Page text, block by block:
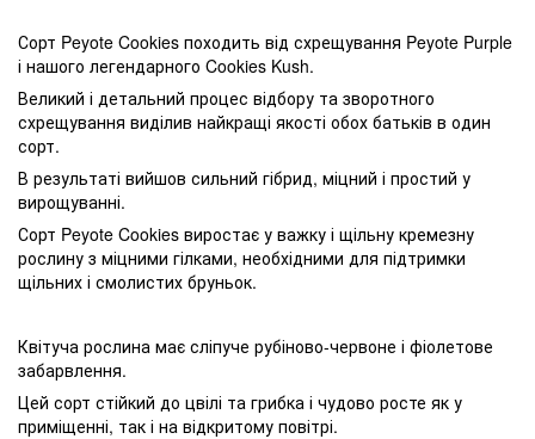
Сорт Peyote Cookies походить від схрещування Peyote Purple
і нашого легендарного Cookies Kush.
Великий і детальний процес відбору та зворотного
схрещування виділив найкращі якості обох батьків в один
сорт.
В результаті вийшов сильний гібрид, міцний і простий у
вирощуванні.
Сорт Peyote Cookies виростає у важку і щільну кремезну
рослину з міцними гілками, необхідними для підтримки
щільних і смолистих бруньок.
Квітуча рослина має сліпуче рубіново-червоне і фіолетове
забарвлення.
Цей сорт стійкий до цвілі та грибка і чудово росте як у
приміщенні, так і на відкритому повітрі.